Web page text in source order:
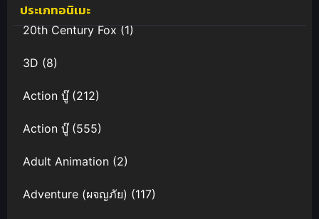
ประเภทอนิเมะ
20th Century Fox(1)
3D (8)
Action บู๊(212)
Action บู๊(555)
Adult Animation (2)
Adventure (ผจญภัย) (117)